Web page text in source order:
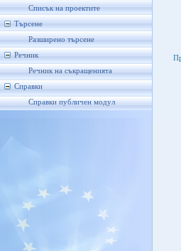
Списък на проектите
Търсене
Разширено търсене
Речник
Речник на съкращенията
Справки
Справки публичен модул